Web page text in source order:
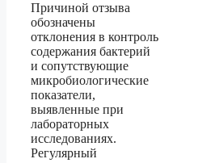
Причиной отзыва
обозначены
отклонения в контроль
содержания бактерий
и сопутствующие
микробиологические
показатели,
выявленные при
лабораторных
исследованиях.
Регулярный